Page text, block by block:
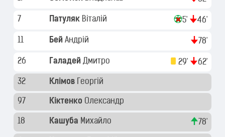
7 Патуляк Віталій 5' 46'
11 Бей Андрій 78'
26 Галадей Дмитро 29' 62'
32 Клімов Георгій
97 Кіктенко Олександр
18 Кашуба Михайло 78'